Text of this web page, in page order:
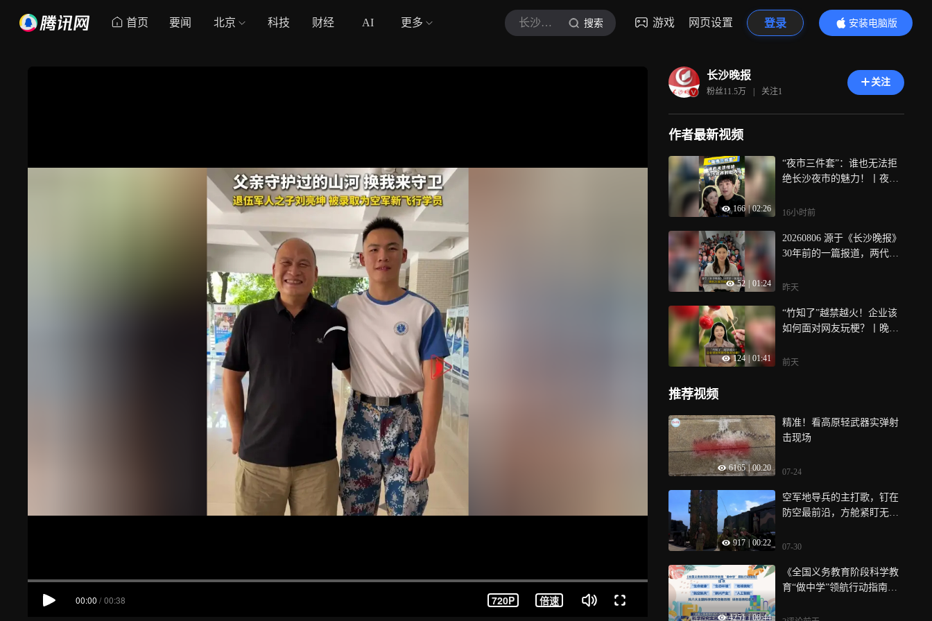
首页 要闻 北京 科技 财经 AI 更多 长沙晚报 搜索 游戏 网页设置 登录
安装电脑版
内容更精彩
00:00 / 00:38 720P 倍速
长沙晚报
粉丝11.5万 | 关注1
关注
作者最新视频
166 | 02:26
“夜市三件套”：谁也无法拒
绝长沙夜市的魅力！丨夜长
16小时前
52 01:24
20260806 源于《长沙晚报》
30年前的一篇报道，两代人
昨天
124 01:41
“竹知了”越禁越火！企业该
如何面对网友玩梗？丨晚报T
前天
推荐视频
6165 | 00:20
精准！看高原轻武器实弹射
击现场
07-24
917 | 00:22
空军地导兵的主打歌，钉在
防空最前沿，方舱紧盯无形
07-30
4251 | 00:44
《全国义务教育阶段科学教
育“做中学”领航行动指南》
综合素质评价档案